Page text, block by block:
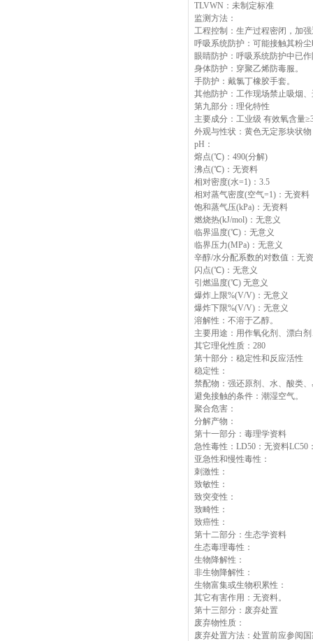
TLVWN：未制定标准
监测方法：
工程控制：生产过程密闭，加
呼吸系统防护：可能接触其粉
眼睛防护：呼吸系统防护中已
身体防护：穿聚乙烯防毒服。
手防护：戴氯丁橡胶手套。
其他防护：工作现场禁止吸烟
第九部分：理化特性
主要成分：工业级 有效氧含量
外观与性状：黄色无定形块状
pH：
熔点(℃)：490(分解)
沸点(℃)：无资料
相对密度(水=1)：3.5
相对蒸气密度(空气=1)：无资料
饱和蒸气压(kPa)：无资料
燃烧热(kJ/mol)：无意义
临界温度(℃)：无意义
临界压力(MPa)：无意义
辛醇/水分配系数的对数值：无
闪点(℃)：无意义
引燃温度(℃) 无意义
爆炸上限%(V/V)：无意义
爆炸下限%(V/V)：无意义
溶解性：不溶于乙醇。
主要用途：用作氧化剂、漂白
其它理化性质：280
第十部分：稳定性和反应活性
稳定性：
禁配物：强还原剂、水、酸类
避免接触的条件：潮湿空气。
聚合危害：
分解产物：
第十一部分：毒理学资料
急性毒性：LD50：无资料LC50
亚急性和慢性毒性：
刺激性：
致敏性：
致突变性：
致畸性：
致癌性：
第十二部分：生态学资料
生态毒理毒性：
生物降解性：
非生物降解性：
生物富集或生物积累性：
其它有害作用：无资料。
第十三部分：废弃处置
废弃物性质：
废弃处置方法：处置前应参阅